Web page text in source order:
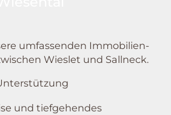
umfassenden Immobilien-
Wieslet und Sallneck.
und tiefgehendes